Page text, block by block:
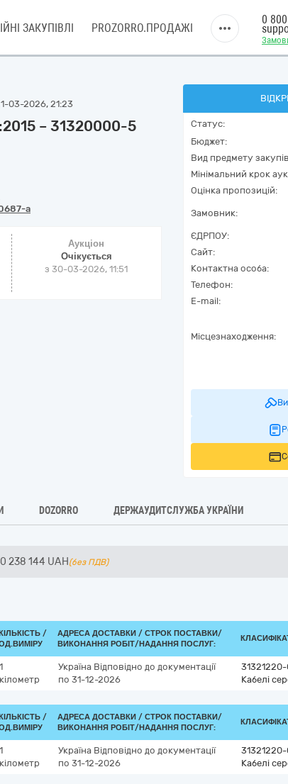
ЗАКУПІВЛІ PROZORRO.ПРОДАЖІ
0
03-2026, 21:23
– 31320000-5
a
Аукціон
Очікується
з30-03-2026, 11:51
Статус:
Бюджет:
Вид предмету
Мінімальний крок
Оцінка пропозицій:
Замовник:
ЄДРПОУ:
Сайт:
Контактна особа:
Телефон:
E-mail:
Місцезнаходження:
DOZORRO ДЕРЖАУДИТСЛУЖБА УКРАЇНИ
238 144 UAH (без ПДВ)
/
АДРЕСА ДОСТАВКИ / СТРОК ПОСТАВКИ/
ВИКОНАННЯ РОБІТ/НАДАННЯ ПОСЛУГ:
1
кілометр
Україна Відповідно до документації
по 31-12-2026
Кабелі
/
АДРЕСА ДОСТАВКИ / СТРОК ПОСТАВКИ/
ВИКОНАННЯ РОБІТ/НАДАННЯ ПОСЛУГ:
1
кілометр
Україна Відповідно до документації
по 31-12-2026
Кабелі